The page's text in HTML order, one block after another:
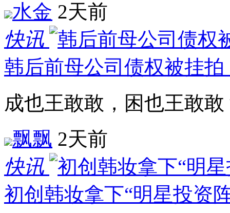
水金 2天前
快讯
韩后前母公司债权被挂拍
成也王敢敢，困也王敢敢
飘飘 2天前
快讯
初创韩妆拿下“明星投资